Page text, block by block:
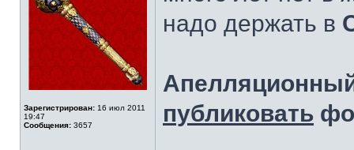
Зарегистрирован: 16 июл 2011
19:47
Сообщения: 3657
надо держать в
публиковать